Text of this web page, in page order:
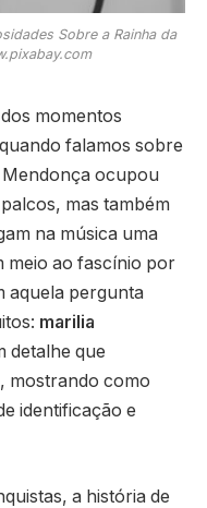
Sobre a Rainha da
momentos
falamos sobre
ocupou
mas também
na música uma
meio ao fascínio por
aquela pergunta
marilia
detalhe que
mostrando como
identificação e
a história de